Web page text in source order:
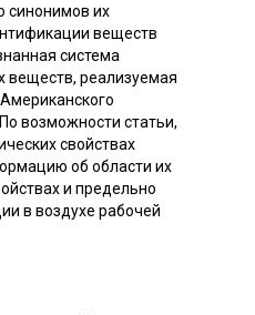
синонимов их
веществ
система
веществ, реализуемая
возможности статьи,
свойствах
об области их
и предельно
в воздухе рабочей